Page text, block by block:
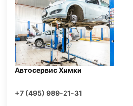
Автосервис Химки
+7 (495) 989-21-31